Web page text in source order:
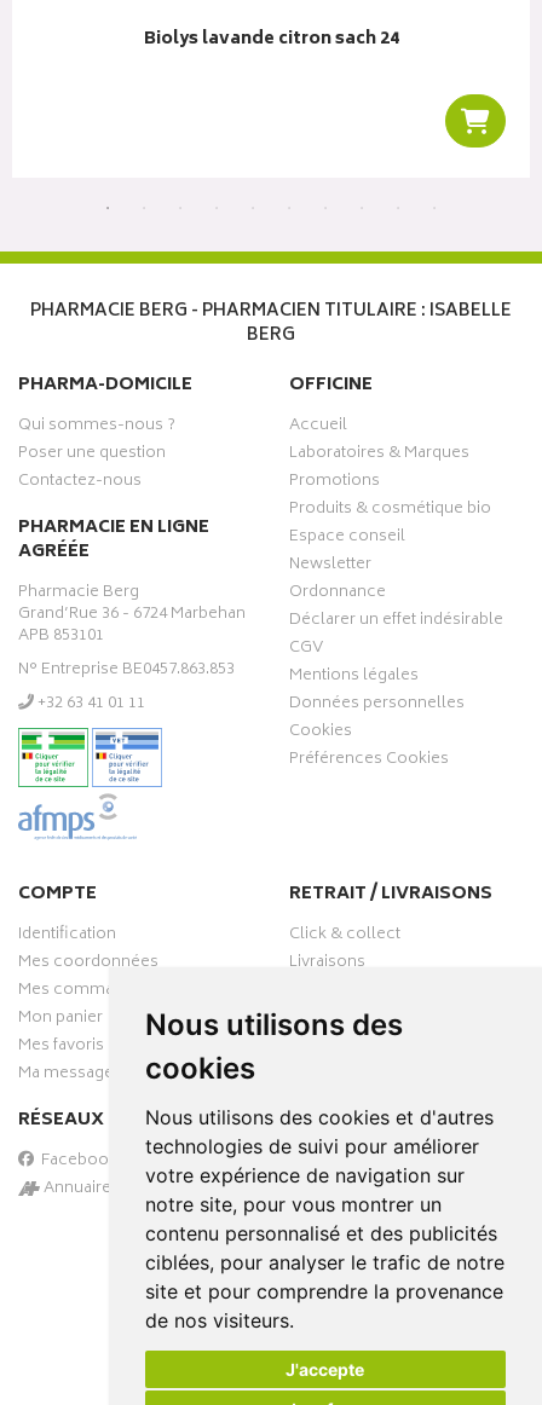
Nous utilisons des
cookies
Nous utilisons des cookies et d'autres
technologies de suivi pour améliorer
votre expérience de navigation sur
notre site, pour vous montrer un
contenu personnalisé et des publicités
ciblées, pour analyser le trafic de notre
site et pour comprendre la provenance
de nos visiteurs.
J'accepte
Biolys lavande citron sach 24
PHARMACIE BERG - PHARMACIEN TITULAIRE : ISABELLE
BERG
PHARMA-DOMICILE
Qui sommes-nous ?
Poser une question
Contactez-nous
PHARMACIE EN LIGNE
AGRÉÉE
Pharmacie Berg
Grand’Rue 36 - 6724 Marbehan
APB 853101
N° Entreprise BE0457.863.853
‭+32 63 41 01 11‬
OFFICINE
Accueil
Laboratoires & Marques
Promotions
Produits & cosmétique bio
Espace conseil
Newsletter
Ordonnance
Déclarer un effet indésirable
CGV
Mentions légales
Données personnelles
Cookies
Préférences Cookies
COMPTE
Identification
Mes coordonnées
Mes commandes
Mon panier
Mes favoris
Ma messagerie
RÉSEAUX SOCIAUX
Facebook
Annuaire des pharmacies
RETRAIT / LIVRAISONS
Click & collect
Livraisons
PAIEMENT SÉCURISÉ